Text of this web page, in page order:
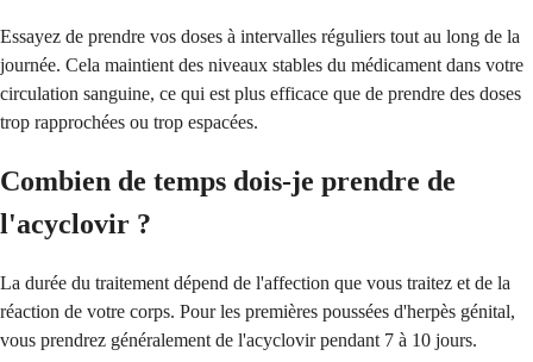
Essayez de prendre vos doses à intervalles réguliers tout au long de la
journée. Cela maintient des niveaux stables du médicament dans votre
circulation sanguine, ce qui est plus efficace que de prendre des doses
trop rapprochées ou trop espacées.
Combien de temps dois-je prendre de
l'acyclovir ?
La durée du traitement dépend de l'affection que vous traitez et de la
réaction de votre corps. Pour les premières poussées d'herpès génital,
vous prendrez généralement de l'acyclovir pendant 7 à 10 jours.